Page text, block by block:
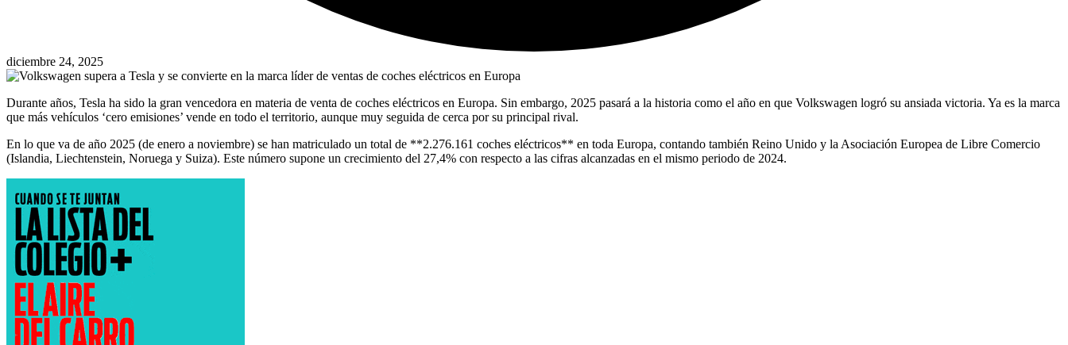
diciembre 24, 2025
Durante años, Tesla ha sido la gran vencedora en materia de venta de coches eléctricos en Europa. Sin embargo, 2025 pasará a la historia como el año en que Volkswagen logró su ansiada victoria. Ya es la marca
que más vehículos ‘cero emisiones’ vende en todo el territorio, aunque muy seguida de cerca por su principal rival.
En lo que va de año 2025 (de enero a noviembre) se han matriculado un total de **2.276.161 coches eléctricos** en toda Europa, contando también Reino Unido y la Asociación Europea de Libre Comercio
(Islandia, Liechtenstein, Noruega y Suiza). Este número supone un crecimiento del 27,4% con respecto a las cifras alcanzadas en el mismo periodo de 2024.